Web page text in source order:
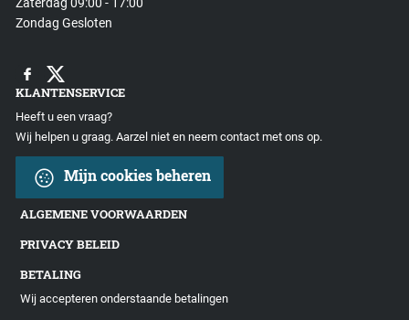
Zaterdag 09:00 - 17:00
Zondag Gesloten
KLANTENSERVICE
Heeft u een vraag?
Wij helpen u graag. Aarzel niet en neem contact met ons op.
Mijn cookies beheren
ALGEMENE VOORWAARDEN
PRIVACY BELEID
BETALING
Wij accepteren onderstaande betalingen